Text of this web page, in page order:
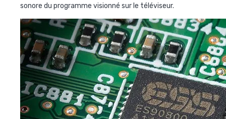
sonore du programme visionné sur le téléviseur.